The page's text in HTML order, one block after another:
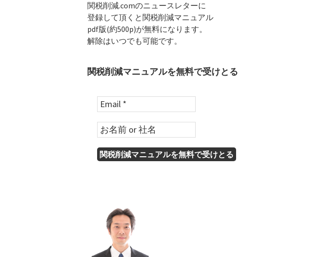
関税削減.comのニュースレターに
登録して頂くと関税削減マニュアル
pdf版(約500p)が無料になります。
解除はいつでも可能です。
関税削減マニュアルを無料で受けとる